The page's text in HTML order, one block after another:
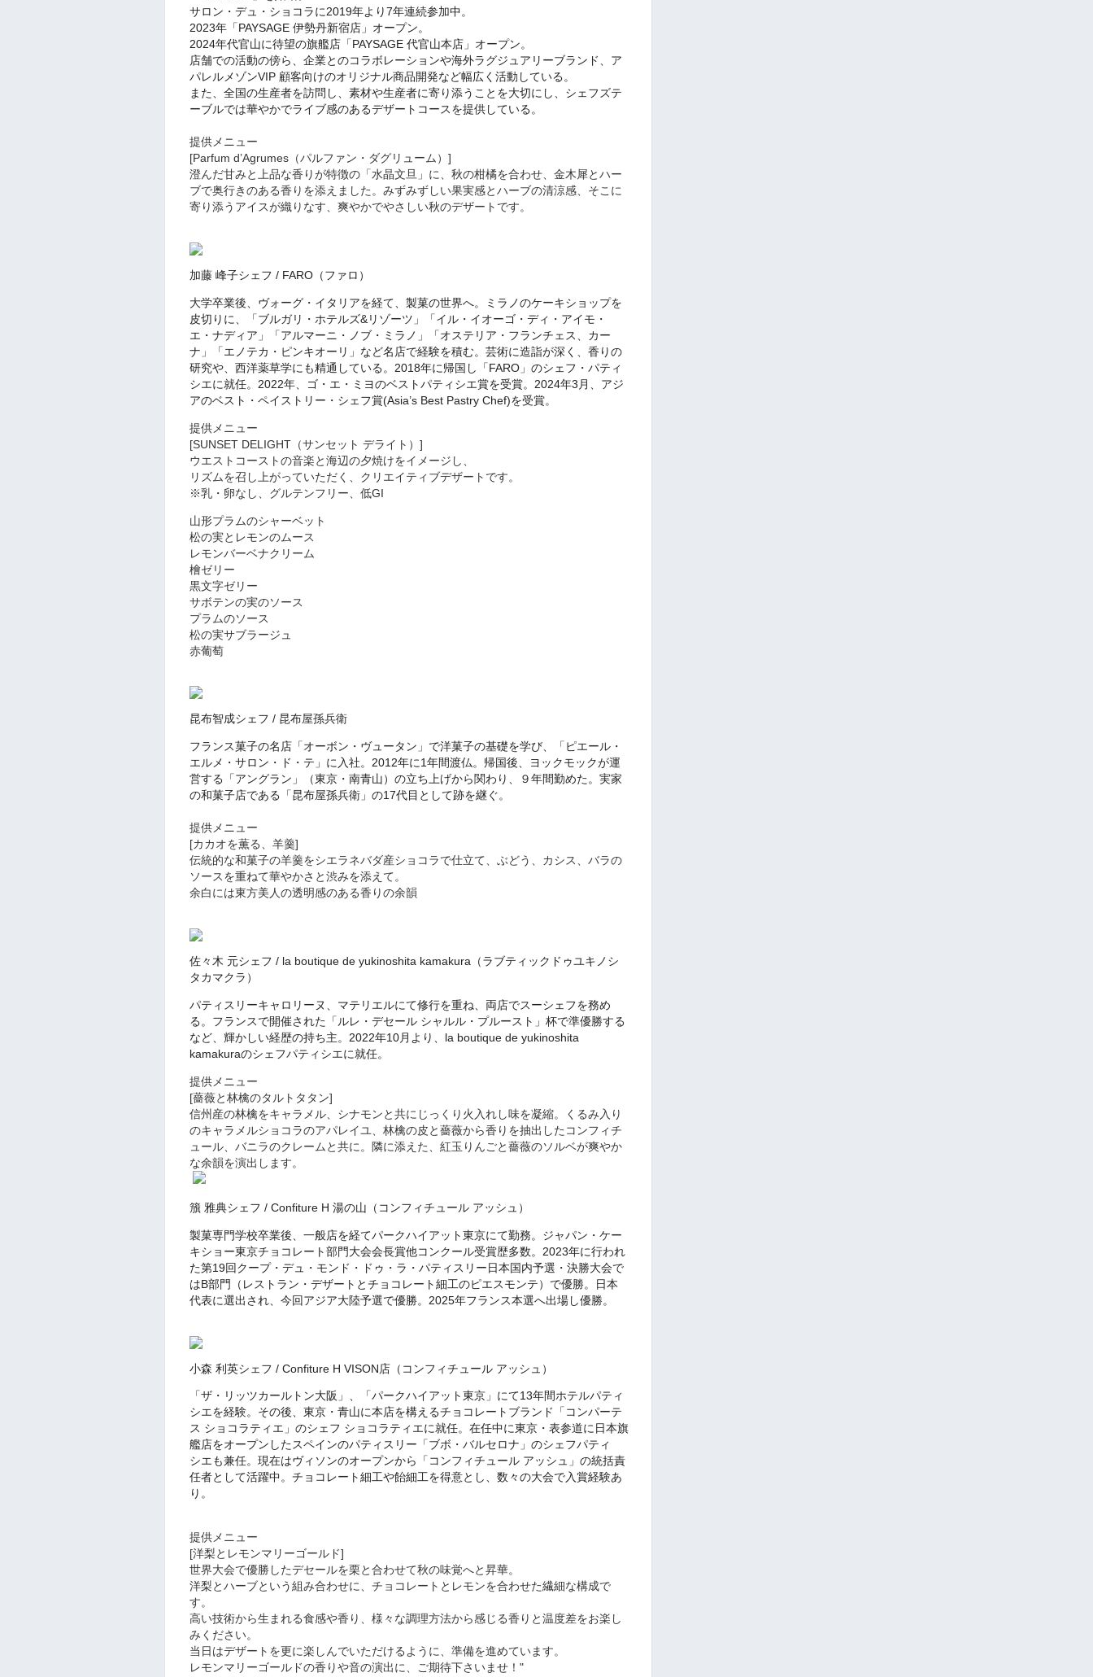
サロン・デュ・ショコラに2019年より7年連続参加中。
2023年「PAYSAGE 伊勢丹新宿店」オープン。
2024年代官山に待望の旗艦店「PAYSAGE 代官山本店」オープン。
店舗での活動の傍ら、企業とのコラボレーションや海外ラグジュアリーブランド、ア
パレルメゾンVIP 顧客向けのオリジナル商品開発など幅広く活動している。
また、全国の生産者を訪問し、素材や生産者に寄り添うことを大切にし、シェフズテ
ーブルでは華やかでライブ感のあるデザートコースを提供している。
提供メニュー
[Parfum d’Agrumes（パルファン・ダグリューム）]
澄んだ甘みと上品な香りが特徴の「水晶文旦」に、秋の柑橘を合わせ、金木犀とハー
ブで奥行きのある香りを添えました。みずみずしい果実感とハーブの清涼感、そこに
寄り添うアイスが織りなす、爽やかでやさしい秋のデザートです。
加藤 峰子シェフ / FARO（ファロ）
大学卒業後、ヴォーグ・イタリアを経て、製菓の世界へ。ミラノのケーキショップを
皮切りに、「ブルガリ・ホテルズ&リゾーツ」「イル・イオーゴ・ディ・アイモ・
エ・ナディア」「アルマーニ・ノブ・ミラノ」「オステリア・フランチェス、カー
ナ」「エノテカ・ピンキオーリ」など名店で経験を積む。芸術に造詣が深く、香りの
研究や、西洋薬草学にも精通している。2018年に帰国し「FARO」のシェフ・パティ
シエに就任。2022年、ゴ・エ・ミヨのベストパティシエ賞を受賞。2024年3月、アジ
アのベスト・ペイストリー・シェフ賞(Asia’s Best Pastry Chef)を受賞。
提供メニュー
[SUNSET DELIGHT（サンセット デライト）]
ウエストコーストの音楽と海辺の夕焼けをイメージし、
リズムを召し上がっていただく、クリエイティブデザートです。
※乳・卵なし、グルテンフリー、低GI
山形プラムのシャーベット
松の実とレモンのムース
レモンバーベナクリーム
檜ゼリー
黒文字ゼリー
サボテンの実のソース
プラムのソース
松の実サブラージュ
赤葡萄
昆布智成シェフ / 昆布屋孫兵衛
フランス菓子の名店「オーボン・ヴュータン」で洋菓子の基礎を学び、「ピエール・
エルメ・サロン・ド・テ」に入社。2012年に1年間渡仏。帰国後、ヨックモックが運
営する「アングラン」（東京・南青山）の立ち上げから関わり、９年間勤めた。実家
の和菓子店である「昆布屋孫兵衛」の17代目として跡を継ぐ。
提供メニュー
[カカオを薫る、羊羹]
伝統的な和菓子の羊羹をシエラネバダ産ショコラで仕立て、ぶどう、カシス、バラの
ソースを重ねて華やかさと渋みを添えて。
余白には東方美人の透明感のある香りの余韻
佐々木 元シェフ / la boutique de yukinoshita kamakura（ラブティックドゥユキノシ
タカマクラ）
パティスリーキャロリーヌ、マテリエルにて修行を重ね、両店でスーシェフを務め
る。フランスで開催された「ルレ・デセール シャルル・プルースト」杯で準優勝する
など、輝かしい経歴の持ち主。2022年10月より、la boutique de yukinoshita
kamakuraのシェフパティシエに就任。
提供メニュー
[薔薇と林檎のタルトタタン]
信州産の林檎をキャラメル、シナモンと共にじっくり火入れし味を凝縮。くるみ入り
のキャラメルショコラのアパレイユ、林檎の皮と薔薇から香りを抽出したコンフィチ
ュール、バニラのクレームと共に。隣に添えた、紅玉りんごと薔薇のソルベが爽やか
な余韻を演出します。
籏 雅典シェフ / Confiture H 湯の山（コンフィチュール アッシュ）
製菓専門学校卒業後、一般店を経てパークハイアット東京にて勤務。ジャパン・ケー
キショー東京チョコレート部門大会会長賞他コンクール受賞歴多数。2023年に行われ
た第19回クープ・デュ・モンド・ドゥ・ラ・パティスリー日本国内予選・決勝大会で
はB部門（レストラン・デザートとチョコレート細工のピエスモンテ）で優勝。日本
代表に選出され、今回アジア大陸予選で優勝。2025年フランス本選へ出場し優勝。
小森 利英シェフ / Confiture H VISON店（コンフィチュール アッシュ）
「ザ・リッツカールトン大阪」、「パークハイアット東京」にて13年間ホテルパティ
シエを経験。その後、東京・青山に本店を構えるチョコレートブランド「コンパーテ
ス ショコラティエ」のシェフ ショコラティエに就任。在任中に東京・表参道に日本旗
艦店をオープンしたスペインのパティスリー「ブボ・バルセロナ」のシェフパティ
シエも兼任。現在はヴィソンのオープンから「コンフィチュール アッシュ」の統括責
任者として活躍中。チョコレート細工や飴細工を得意とし、数々の大会で入賞経験あ
り。
提供メニュー
[洋梨とレモンマリーゴールド]
世界大会で優勝したデセールを栗と合わせて秋の味覚へと昇華。
洋梨とハーブという組み合わせに、チョコレートとレモンを合わせた繊細な構成で
す。
高い技術から生まれる食感や香り、様々な調理方法から感じる香りと温度差をお楽し
みください。
当日はデザートを更に楽しんでいただけるように、準備を進めています。
レモンマリーゴールドの香りや音の演出に、ご期待下さいませ！"